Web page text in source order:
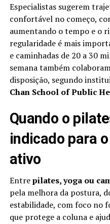
Especialistas sugerem
confortável no começo,
aumentando o tempo e o
regularidade é mais
e caminhadas de 20 a 30
semana também
disposição, segundo
Chan School of Public
Quando o
indicado para
ativo
Entrepilates, yoga ou
pela melhora da postura,
estabilidade, com foco no
que protege a coluna e